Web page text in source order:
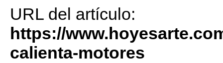
URL del artículo:
https://
calienta-motores